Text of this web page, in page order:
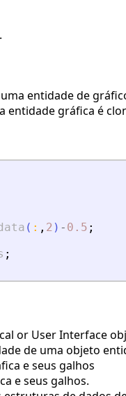
entidade de
entidade gráfica é
( : , 2 ) - 0.5 ;
;
or User Interface
de uma objeto
e seus galhos
e seus galhos.